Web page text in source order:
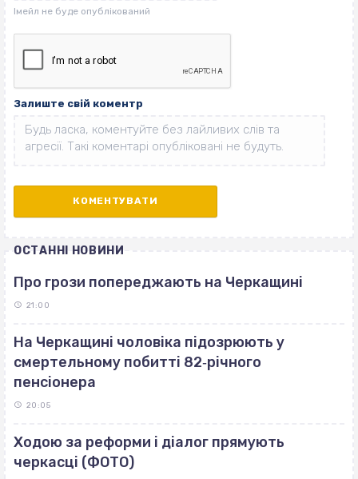
Залиште свій коментр
ОСТАННІ НОВИНИ
Про грози попереджають на Черкащині
21:00
На Черкащині чоловіка підозрюють у
смертельному побитті 82‐річного
пенсіонера
20:05
Ходою за реформи і діалог прямують
черкасці (ФОТО)